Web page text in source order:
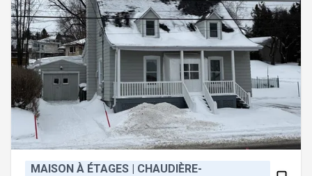
MAISON À ÉTAGES | CHAUDIÈRE-